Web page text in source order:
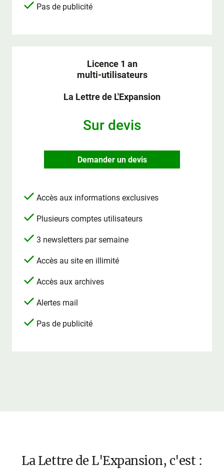
Pas de publicité
Licence 1 an
multi-utilisateurs
La Lettre de L'Expansion
Sur devis
Demander un devis
Accès aux informations exclusives
Plusieurs comptes utilisateurs
3 newsletters par semaine
Accès au site en illimité
Accès aux archives
Alertes mail
Pas de publicité
La Lettre de L'Expansion, c'est :